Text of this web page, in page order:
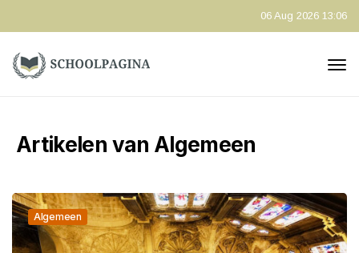
06 Aug 2026 13:06
Artikelen van Algemeen
Algemeen